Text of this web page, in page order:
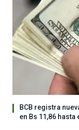
BCB registra
en Bs 11,86